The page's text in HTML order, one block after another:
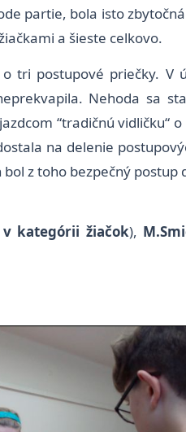
partie, bola isto
a šieste celkovo.
tri postupové priečky. V
Nehoda sa
“tradičnú vidličku“
na delenie
z toho bezpečný
v kategórii žiačok),